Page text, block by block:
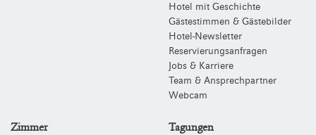
Hotel mit Geschichte
Gästestimmen & Gästebilder
Hotel-Newsletter
Reservierungsanfragen
Jobs & Karriere
Team & Ansprechpartner
Webcam
Zimmer Tagungen